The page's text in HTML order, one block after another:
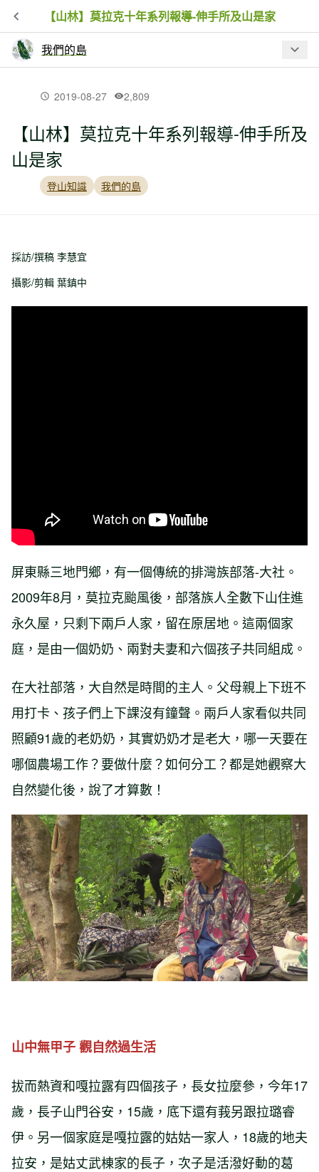
【山林】莫拉克十年系列報導-伸手所及山是家
我們的島
最新文章
【影片】遇見不一樣的高山｜視障朋友
2019-08-27 2,809
【山林】莫拉克十年系列報導-伸手所及
山是家
登山知識 我們的島
採訪/撰稿 李慧宜
攝影/剪輯 葉鎮中
屏東縣三地門鄉，有一個傳統的排灣族部落-大社。
2009年8月，莫拉克颱風後，部落族人全數下山住進
永久屋，只剩下兩戶人家，留在原居地。這兩個家
庭，是由一個奶奶、兩對夫妻和六個孩子共同組成。
在大社部落，大自然是時間的主人。父母親上下班不
用打卡、孩子們上下課沒有鐘聲。兩戶人家看似共同
照顧91歲的老奶奶，其實奶奶才是老大，哪一天要在
哪個農場工作？要做什麼？如何分工？都是她觀察大
自然變化後，說了才算數！
山中無甲子 觀自然過生活
拔而熱資和嘎拉露有四個孩子，長女拉麼參，今年17
歲，長子山門谷安，15歲，底下還有莪另跟拉璐睿
伊。另一個家庭是嘎拉露的姑姑一家人，18歲的地夫
拉安，是姑丈武棟家的長子，次子是活潑好動的葛